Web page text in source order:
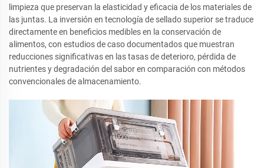
limpieza que preservan la elasticidad y eficacia de los materiales de
las juntas. La inversión en tecnología de sellado superior se traduce
directamente en beneficios medibles en la conservación de
alimentos, con estudios de caso documentados que muestran
reducciones significativas en las tasas de deterioro, pérdida de
nutrientes y degradación del sabor en comparación con métodos
convencionales de almacenamiento.